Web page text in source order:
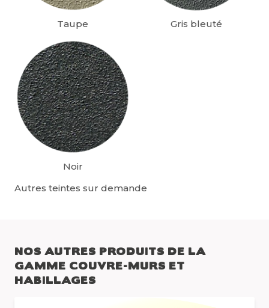
Taupe Gris bleuté
Noir
Autres teintes sur demande
NOS AUTRES PRODUITS DE LA
GAMME COUVRE-MURS ET
HABILLAGES